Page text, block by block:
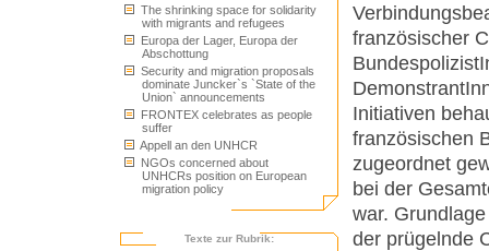
The shrinking space for solidarity
with migrants and refugees
Europa der Lager, Europa der
Abschottung
Security and migration proposals
dominate Juncker`s `State of the
Union` announcements
FRONTEX celebrates as people
suffer
Appell an den UNHCR
NGOs concerned about
UNHCRs position on European
migration policy
Texte zur Rubrik:
französischer
Initiativen
französischen
zugeordnet
bei der
war.
der prügelnde